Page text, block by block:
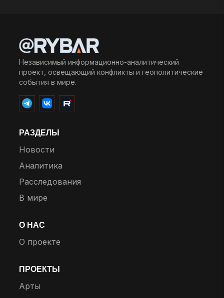
Независимый информационно-аналитический
проект, освещающий конфликты и геополитические
события в мире.
РАЗДЕЛЫ
Новости
Аналитика
Расследования
В мире
О НАС
О проекте
ПРОЕКТЫ
Арты